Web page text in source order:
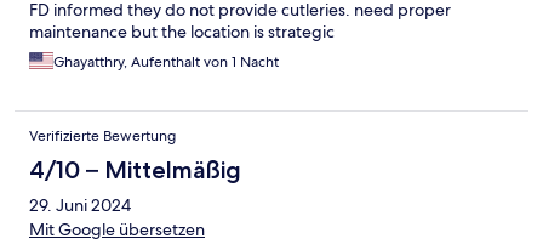
FD informed they do not provide cutleries. need proper
maintenance but the location is strategic
Ghayatthry, Aufenthalt von 1 Nacht
Verifizierte Bewertung
4/10 – Mittelmäßig
29. Juni 2024
Mit Google übersetzen